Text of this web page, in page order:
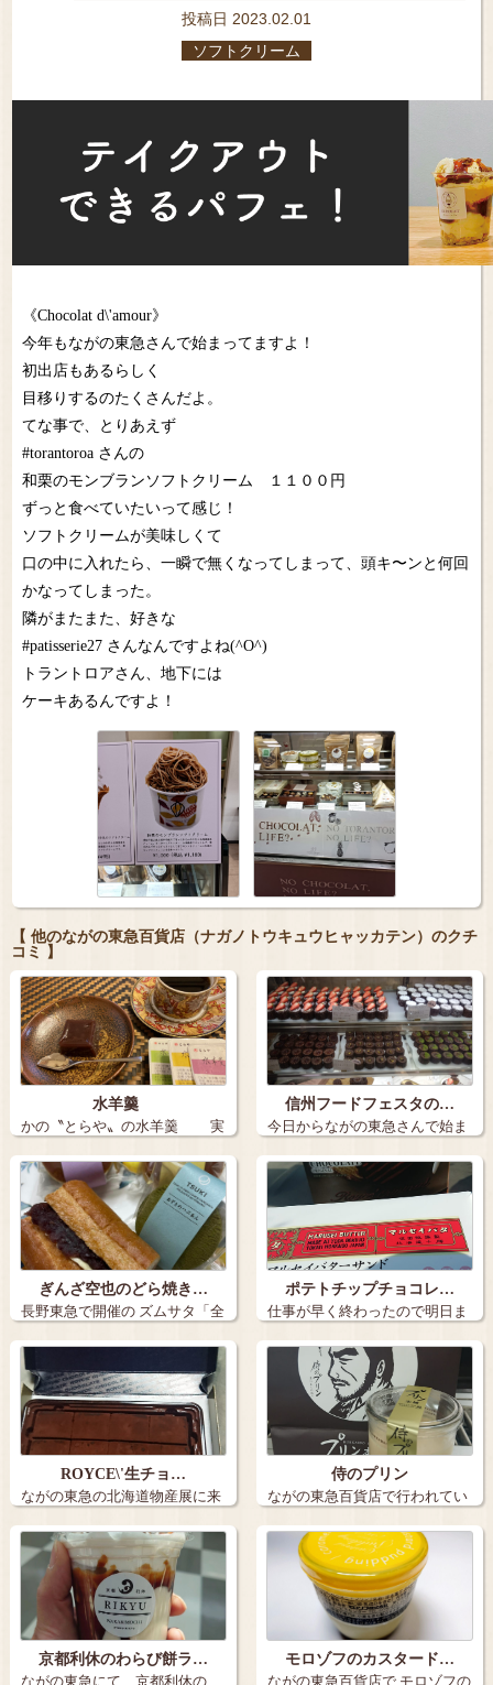
投稿日 2023.02.01
ソフトクリーム
《Chocolat d\'amour》
今年もながの東急さんで始まってますよ！
初出店もあるらしく
目移りするのたくさんだよ。
てな事で、とりあえず
#torantoroa さんの
和栗のモンブランソフトクリーム １１００円
ずっと食べていたいって感じ！
ソフトクリームが美味しくて
口の中に入れたら、一瞬で無くなってしまって、頭キ〜ンと何回
かなってしまった。
隣がまたまた、好きな
#patisserie27 さんなんですよね(^O^)
トラントロアさん、地下には
ケーキあるんですよ！
【 他のながの東急百貨店（ナガノトウキュウヒャッカテン）のクチ
コミ 】
水羊羹
かの〝とらや〟の水羊羹 実
にすばら…
信州フードフェスタの…
今日からながの東急さんで始ま
った信州フー…
ぎんざ空也のどら焼き…
長野東急で開催の ズムサタ「全
国うまい…
ポテトチップチョコレ…
仕事が早く終わったので明日ま
でながの東急…
ROYCE\'生チョ…
ながの東急の北海道物産展に来
たらやはりこ…
侍のプリン
ながの東急百貨店で行われてい
る北海道物産…
京都利休のわらび餅ラ…
ながの東急にて、京都利休の、
モロゾフのカスタード…
ながの東急百貨店で モロゾフの